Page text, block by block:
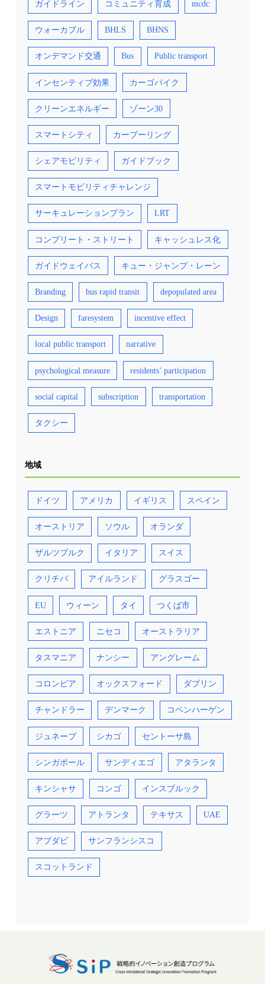
ガイドライン コミュニティ育成 mcdc
ウォーカブル BHLS BHNS
オンデマンド交通 Bus Public transport
インセンティブ効果 カーゴバイク
クリーンエネルギー ゾーン30
スマートシティ カープーリング
シェアモビリティ ガイドブック
スマートモビリティチャレンジ
サーキュレーションプラン LRT
コンプリート・ストリート キャッシュレス化
ガイドウェイバス キュー・ジャンプ・レーン
Branding bus rapid transit depopulated area
Design faresystem incentive effect
local public transport narrative
psychological measure residents’ participation
social capital subscription transportation
タクシー
地域
ドイツ アメリカ イギリス スペイン
オーストリア ソウル オランダ
ザルツブルク イタリア スイス
クリチバ アイルランド グラスゴー
EU ウィーン タイ つくば市
エストニア ニセコ オーストラリア
タスマニア ナンシー アングレーム
コロンビア オックスフォード ダブリン
チャンドラー デンマーク コペンハーゲン
ジュネーブ シカゴ セントーサ島
シンガポール サンディエゴ アタランタ
キンシャサ コンゴ インスブルック
グラーツ アトランタ テキサス UAE
アブダビ サンフランシスコ
スコットランド